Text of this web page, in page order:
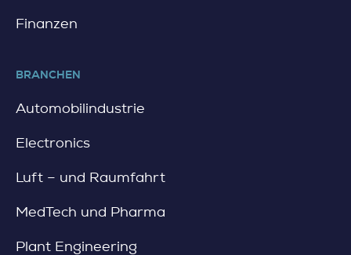
Finanzen
BRANCHEN
Automobilindustrie
Electronics
Luft – und Raumfahrt
MedTech und Pharma
Plant Engineering